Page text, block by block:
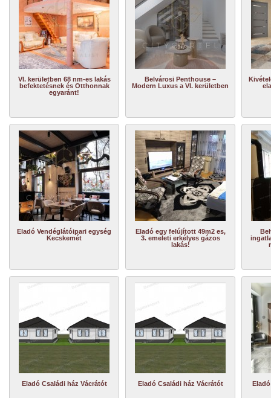
VI. kerületben 68 nm-es lakás
befektetésnek és Otthonnak
egyaránt!
Belvárosi Penthouse –
Modern Luxus a VI. kerületben
Eladó Vendéglátóipari egység
Kecskemét
Eladó egy felújított 49m2 es,
3. emeleti erkélyes gázos
lakás!
Eladó Családi ház Vácrátót Eladó Családi ház Vácrátót